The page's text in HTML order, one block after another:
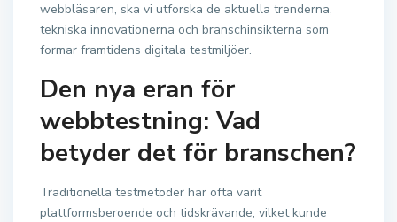
webbläsaren, ska vi utforska de aktuella trenderna,
tekniska innovationerna och branschinsikterna som
formar framtidens digitala testmiljöer.
Den nya eran för
webbtestning: Vad
betyder det för branschen?
Traditionella testmetoder har ofta varit
plattformsberoende och tidskrävande, vilket kunde